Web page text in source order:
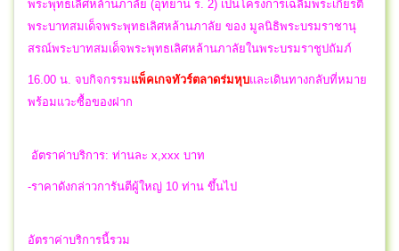
พระพุทธเลิศหล้านภาลัย (อุทยาน ร. 2) เป็นโครงการเฉลิมพระเกียรติ
พระบาทสมเด็จพระพุทธเลิศหล้านภาลัย ของ มูลนิธิพระบรมราชานุ
สรณ์พระบาทสมเด็จพระพุทธเลิศหล้านภาลัยในพระบรมราชูปถัมภ์
16.00 น. จบกิจกรรมแพ็คเกจทัวร์ตลาดร่มหุบและเดินทางกลับที่หมาย
พร้อมแวะซื้อของฝาก
อัตราค่าบริการ: ท่านละ x,xxx บาท
-ราคาดังกล่าวการันตีผู้ใหญ่ 10 ท่าน ขึ้นไป
อัตราค่าบริการนี้รวม